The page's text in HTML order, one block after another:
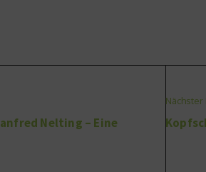
Nelting – Eine
Nächster